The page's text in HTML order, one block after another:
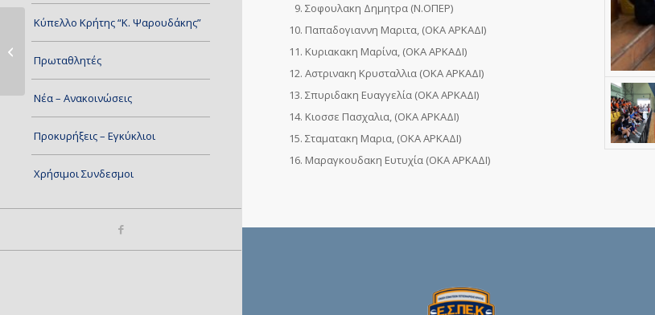
Κύπελλο Κρήτης “Κ. Ψαρουδάκης”
Πρωταθλητές
Νέα – Ανακοινώσεις
Προκυρήξεις – Εγκύκλιοι
Χρήσιμοι Συνδεσμοι
Σοφουλακη Δημητρα (Ν.ΟΠΕΡ)
Παπαδογιαννη Μαριτα, (ΟΚΑ ΑΡΚΑΔΙ)
Κυριακακη Μαρίνα, (ΟΚΑ ΑΡΚΑΔΙ)
Αστρινακη Κρυσταλλια (ΟΚΑ ΑΡΚΑΔΙ)
Σπυριδακη Ευαγγελία (ΟΚΑ ΑΡΚΑΔΙ)
Κιοσσε Πασχαλια, (ΟΚΑ ΑΡΚΑΔΙ)
Σταματακη Μαρια, (ΟΚΑ ΑΡΚΑΔΙ)
Μαραγκουδακη Ευτυχία (ΟΚΑ ΑΡΚΑΔΙ)
Ο Ο.Φ.Η Πρωταθλήτρια ομάδα
Νεανίδων (Κ20) !!!